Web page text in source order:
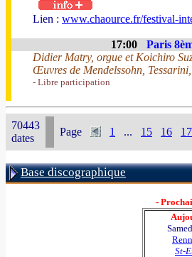
Lien : www.chaource.fr/festival-
17:00 Paris
Didier Matry, orgue et Koichiro
Œuvres de Mendelssohn,
- Libre participation
70443
dates
Page 1 ... 15 16 17
Base discographique
-
St-